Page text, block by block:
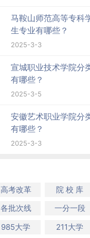
马鞍山师范高等专科
生专业有哪些？
2025-3-3
宣城职业技术学院分
有哪些？
2025-3-5
安徽艺术职业学院分
有哪些？
2025-3-3
高考改革 院 校 库
各批次线 一分一段
985大学 211大学